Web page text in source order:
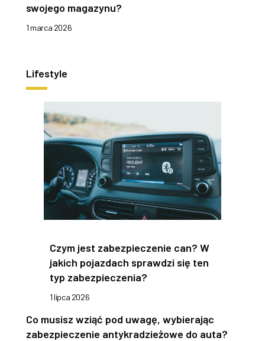
swojego magazynu?
1 marca 2026
Lifestyle
Czym jest zabezpieczenie can? W
jakich pojazdach sprawdzi się ten
typ zabezpieczenia?
1 lipca 2026
Co musisz wziąć pod uwagę, wybierając
zabezpieczenie antykradzieżowe do auta?